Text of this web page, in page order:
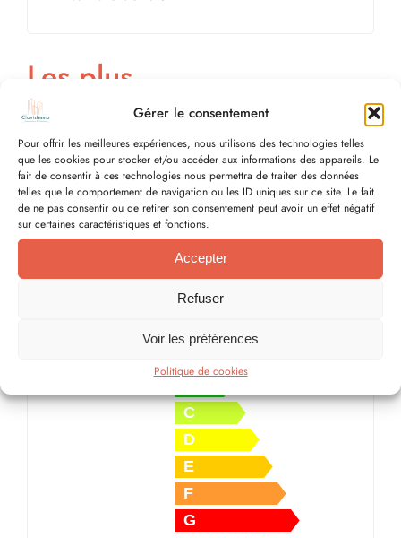
Gérer le consentement
Pour offrir les meilleures expériences, nous utilisons des technologies telles
que les cookies pour stocker et/ou accéder aux informations des appareils. Le
fait de consentir à ces technologies nous permettra de traiter des données
telles que le comportement de navigation ou les ID uniques sur ce site. Le fait
de ne pas consentir ou de retirer son consentement peut avoir un effet négatif
sur certaines caractéristiques et fonctions.
Accepter
Refuser
Voir les préférences
Politique de cookies
Les plus
Jardin
Diagnostic énergétique
Logement économe
C
D
E
F
G